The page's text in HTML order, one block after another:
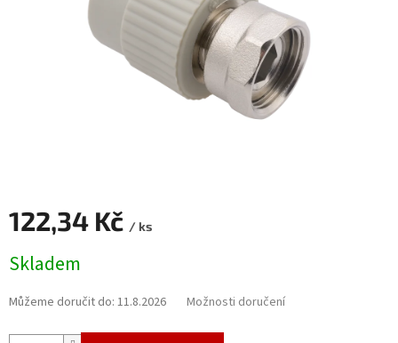
122,34 Kč / ks
cena:
Skladem
Můžeme doručit do: 11.8.2026 Možnosti doručení